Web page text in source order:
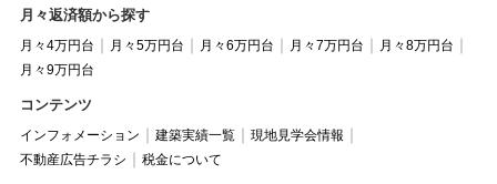
月々返済額から探す
月々4万円台 月々5万円台 月々6万円台 月々7万円台
月々8万円台
月々9万円台
コンテンツ
インフォメーション 建築実績一覧
現地見学会情報
不動産広告チラシ
税金について